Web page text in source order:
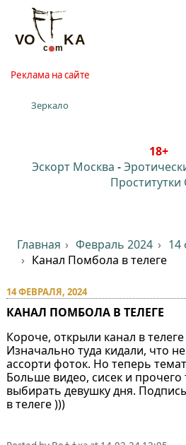
Реклама на сайте
Зеркало
18+
Эскорт Москва -
Проститутки
Главная Февраль 2024
14
Канал Помбола в телеге
14 ФЕВРАЛЯ, 2024
КАНАЛ ПОМБОЛА В ТЕЛЕГЕ
Короче, открыли канал в телеге
Изначально туда кидали, что
ассорти фоток. Но теперь
Больше видео, сисек и
выбирать девушку дня.
в телеге )))